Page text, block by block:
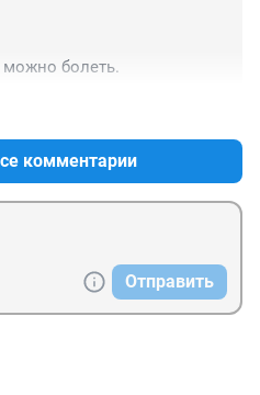
болеть.
комментарии
Отправить